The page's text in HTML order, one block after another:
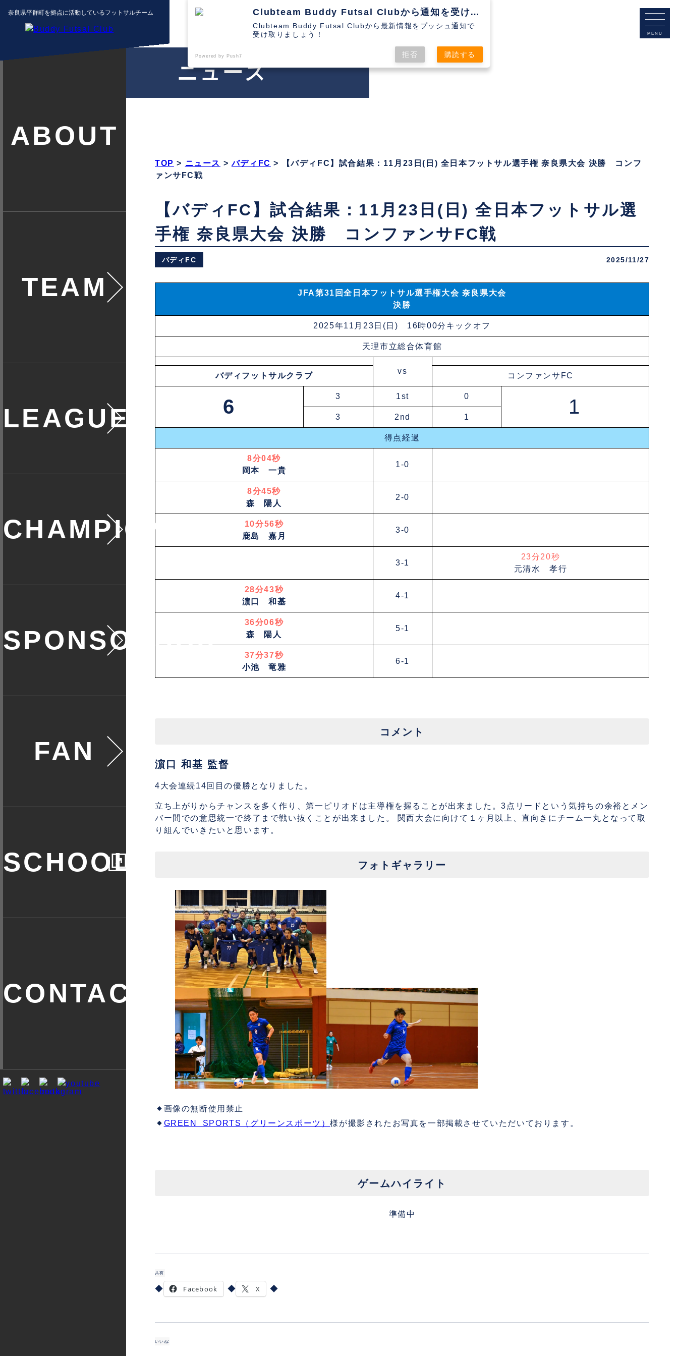
奈良県平群町を拠点に活動しているフットサルチーム
介
チームに
ついて
リーグ戦
全日本選手権
協賛
ファン
スクール
ニュース
TOP > ニュース >バディFC >
【バディFC】試合結果：11月23日(日) 全日本フットサル選手権 奈良県大会 決勝 コンフ
ァンサFC戦
【バディFC】試合結果：11月23日(日) 全日本フットサル選
手権 奈良県大会 決勝 コンファンサFC戦
バディFC 2025/11/27
JFA第31回全日本フットサル選手権大会 奈良県大会
決勝
2025年11月23日(日) 16時00分キックオフ
天理市立総合体育館
vs
バディフットサルクラブ コンファンサFC
6 3 1st 0 1
3 2nd 1
得点経過
8分04秒
岡本 一貴
1-0
8分45秒
森 陽人
2-0
10分56秒
鹿島 嘉月
3-0
3-1
23分20秒
元清水 孝行
28分43秒
濵口 和基
4-1
36分06秒
森 陽人
5-1
37分37秒
小池 竜雅
6-1
コメント
濵口 和基 監督
4大会連続14回目の優勝となりました。
立ち上がりからチャンスを多く作り、第一ピリオドは主導権を握ることが出来ました。3点リードという気持ちの余裕とメン
バー間での意思統一で終了まで戦い抜くことが出来ました。 関西大会に向けて１ヶ月以上、直向きにチーム一丸となって取
り組んでいきたいと思います。
フォトギャラリー
画像の無断使用禁止
GREEN SPORTS（グリーンスポーツ）様が撮影されたお写真を一部掲載させていただいております。
ゲームハイライト
準備中
共有:
Facebook X
いいね:
Clubteam Buddy Futsal Clubから通知を受け取る
Clubteam Buddy Futsal Clubから最新情報をプッシュ通知で
受け取りましょう！
Powered by Push7 拒否 購読する